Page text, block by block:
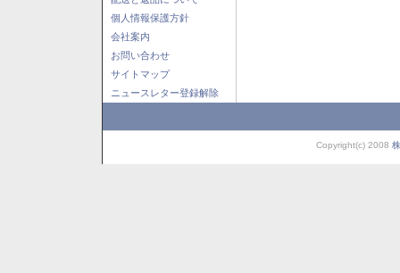
個人情報保護方針
会社案内
お問い合わせ
サイトマップ
ニュースレター登録解除
Copyright(c) 2008